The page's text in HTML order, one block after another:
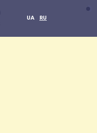
UA RU